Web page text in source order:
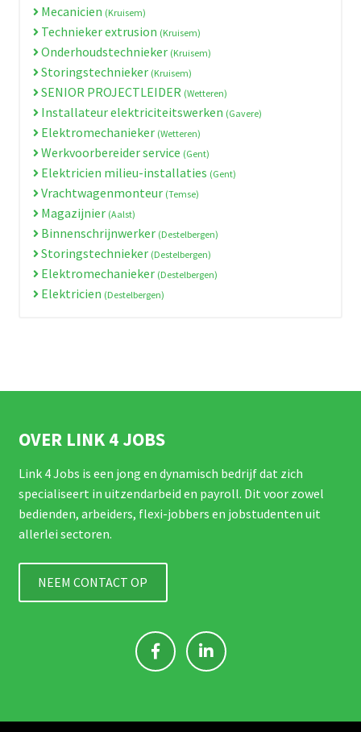
Mecanicien (Kruisem)
Technieker extrusion (Kruisem)
Onderhoudstechnieker (Kruisem)
Storingstechnieker (Kruisem)
SENIOR PROJECTLEIDER (Wetteren)
Installateur elektriciteitswerken (Gavere)
Elektromechanieker (Wetteren)
Werkvoorbereider service (Gent)
Elektricien milieu-installaties (Gent)
Vrachtwagenmonteur (Temse)
Magazijnier (Aalst)
Binnenschrijnwerker (Destelbergen)
Storingstechnieker (Destelbergen)
Elektromechanieker (Destelbergen)
Elektricien (Destelbergen)
OVER LINK 4 JOBS
Link 4 Jobs is een jong en dynamisch bedrijf dat zich
specialiseert in uitzendarbeid en payroll. Dit voor zowel
bedienden, arbeiders, flexi-jobbers en jobstudenten uit
allerlei sectoren.
NEEM CONTACT OP